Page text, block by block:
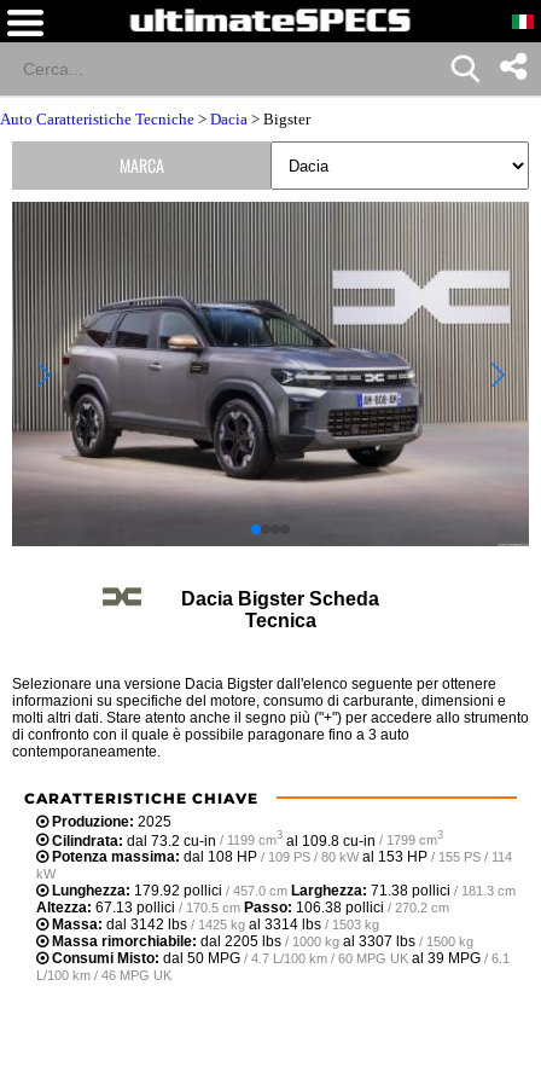
Auto Caratteristiche Tecniche > Dacia > Bigster
Dacia Bigster Scheda
Tecnica
Selezionare una versione Dacia Bigster dall'elenco seguente per ottenere
informazioni su specifiche del motore, consumo di carburante, dimensioni e
molti altri dati. Stare atento anche il segno più ("+") per accedere allo strumento
di confronto con il quale è possibile paragonare fino a 3 auto
contemporaneamente.
CARATTERISTICHE CHIAVE
Produzione: 2025
Cilindrata: dal 73.2 cu-in / 1199 cm3 al 109.8 cu-in / 1799 cm3
Potenza massima: dal 108 HP / 109 PS / 80 kWal 153 HP / 155 PS / 114
kW
Lunghezza: 179.92 pollici / 457.0 cm Larghezza: 71.38 pollici / 181.3 cm
Altezza: 67.13 pollici / 170.5 cm Passo: 106.38 pollici / 270.2 cm
Massa: dal 3142 lbs / 1425 kg al 3314 lbs / 1503 kg
Massa rimorchiabile: dal 2205 lbs / 1000 kg al 3307 lbs / 1500 kg
Consumi Misto: dal 50 MPG / 4.7 L/100 km / 60 MPG UK al 39 MPG / 6.1
L/100 km / 46 MPG UK
MARCA